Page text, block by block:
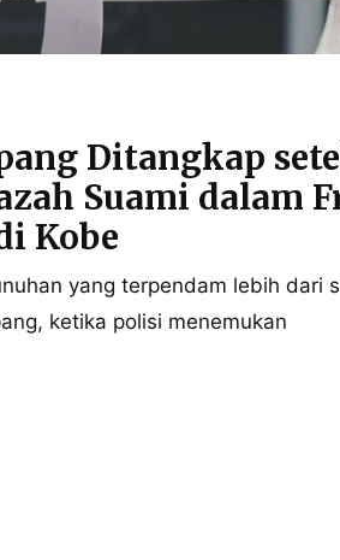
Ditangkap
Suami dalam
Kobe
yang terpendam lebih dari
ketika polisi menemukan